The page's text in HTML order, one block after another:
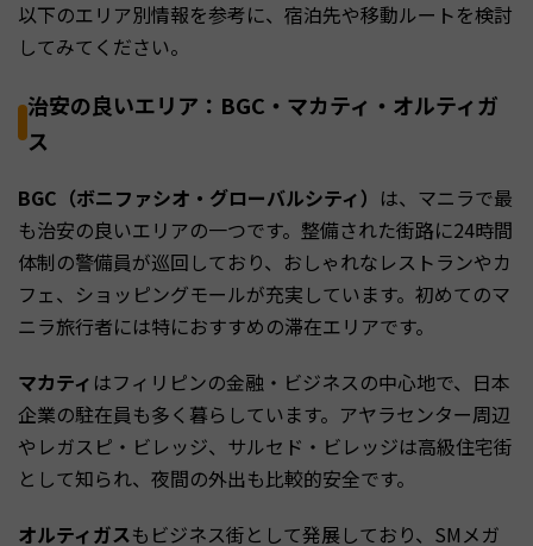
以下のエリア別情報を参考に、宿泊先や移動ルートを検討
してみてください。
治安の良いエリア：BGC・マカティ・オルティガ
ス
BGC（ボニファシオ・グローバルシティ） は、マニラで最
も治安の良いエリアの一つです。整備された街路に24時間
体制の警備員が巡回しており、おしゃれなレストランやカ
フェ、ショッピングモールが充実しています。初めてのマ
ニラ旅行者には特におすすめの滞在エリアです。
マカティ はフィリピンの金融・ビジネスの中心地で、日本
企業の駐在員も多く暮らしています。アヤラセンター周辺
やレガスピ・ビレッジ、サルセド・ビレッジは高級住宅街
として知られ、夜間の外出も比較的安全です。
オルティガスもビジネス街として発展しており、SMメガ